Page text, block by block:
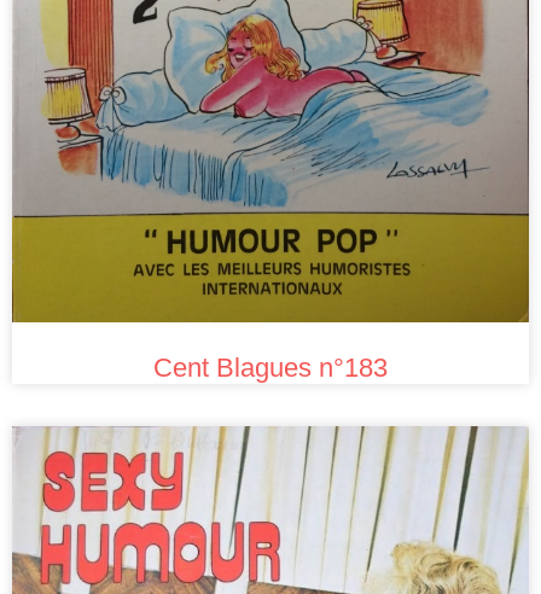
Cent Blagues n°183